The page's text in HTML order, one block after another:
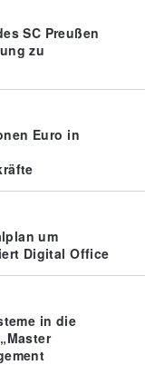
SC Preußen
zu
Euro in
um
Digital Office
in die